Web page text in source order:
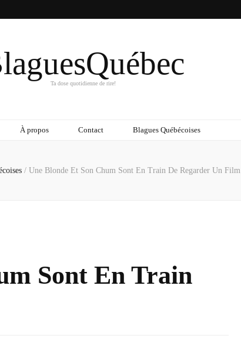
Ta dose quotidienne de rire!
À propos Contact Blagues Québécoises
/ Une Blonde Et Son Chum Sont En Train De Regarder Un Film
Sont En Train